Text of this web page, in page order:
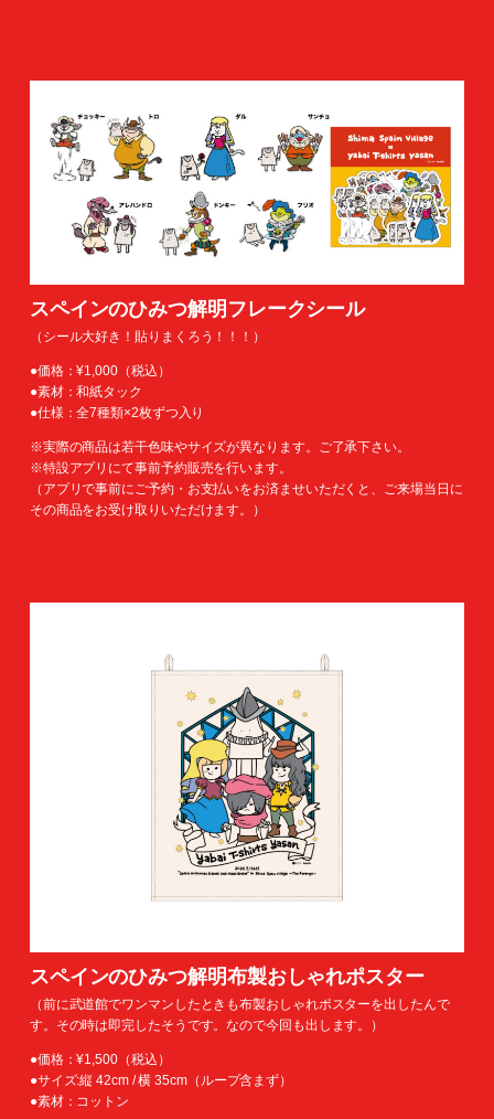
スペインのひみつ解明フレークシール
（シール大好き！貼りまくろう！！！）
●価格：¥1,000（税込）
●素材：和紙タック
●仕様：全7種類×2枚ずつ入り
※実際の商品は若干色味やサイズが異なります。ご了承下さい。
※特設アプリにて事前予約販売を行います。
（アプリで事前にご予約・お支払いをお済ませいただくと、ご来場当日に
その商品をお受け取りいただけます。）
スペインのひみつ解明布製おしゃれポスター
（前に武道館でワンマンしたときも布製おしゃれポスターを出したんで
す。その時は即完したそうです。なので今回も出します。）
●価格：¥1,500（税込）
●サイズ:縦 42cm / 横 35cm（ループ含まず）
●素材：コットン